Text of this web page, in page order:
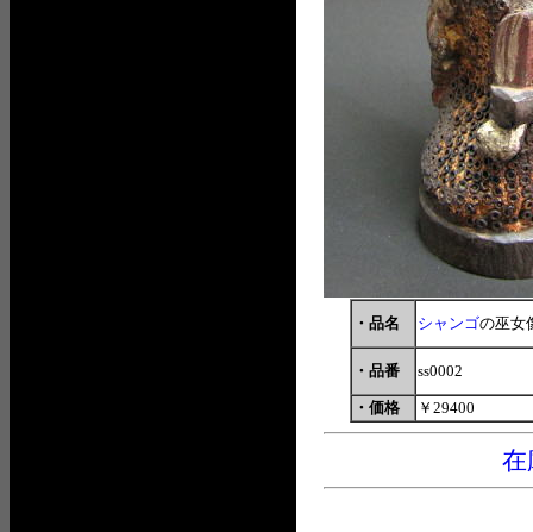
・品名 シャンゴの巫女
・品番 ss0002
・価格 ￥29400
在